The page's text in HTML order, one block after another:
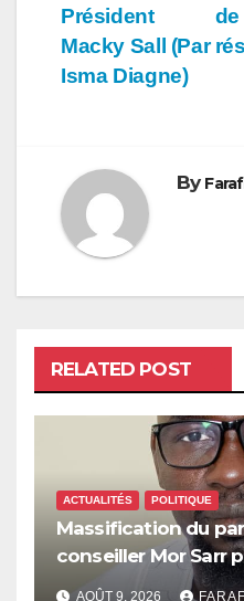
de
Président
Macky Sall (Par
Isma Diagne)
By
RELATED POST
ACTUALITÉS POLITIQUE
Massification du
conseiller Mor Sarr
AOÛT 9, 2026